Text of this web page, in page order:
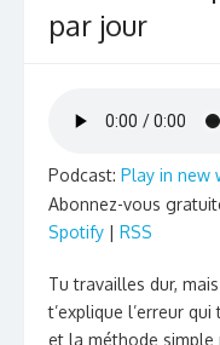
par jour
Podcast: Play in new
Abonnez-vous
Spotify | RSS
Tu travailles dur,
t’explique l’erreur
et la méthode simple